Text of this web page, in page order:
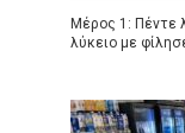
Μέρος 1: Πέντε
λύκειο με